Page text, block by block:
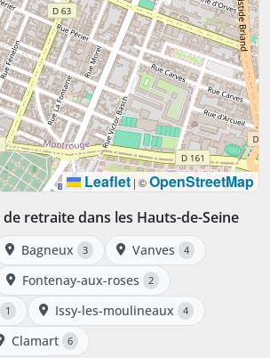
Leaflet | ©OpenStreetMap
de retraite dans les Hauts-de-Seine
Bagneux 3 Vanves 4
Fontenay-aux-roses 2
1 Issy-les-moulineaux 4
Clamart 6